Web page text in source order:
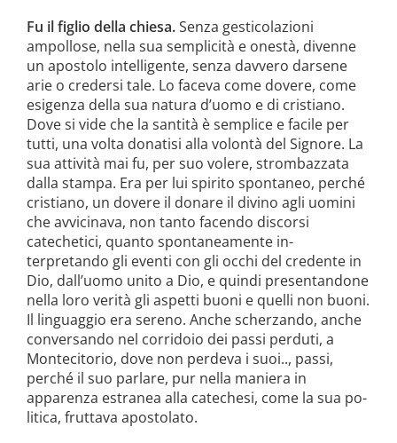
Fu il figlio della chiesa.Senza ge­sticolazioni
ampollose, nella sua sempli­cità e onestà, divenne
un apostolo intel­ligente, senza davvero darsene
arie o credersi tale. Lo faceva come dovere, co­me
esigenza della sua natura d’uomo e di cristiano.
Dove si vide che la santità è semplice e facile per
tutti, una volta donatisi alla volontà del Signore. La
sua attività mai fu, per suo volere, strombazzata
dalla stampa. Era per lui spirito spontaneo, perché
cristiano, un dovere il donare il divino agli uomini
che avvicinava, non tanto facendo discorsi
catechetici, quanto spontaneamente in­
terpretando gli eventi con gli occhi del credente in
Dio, dall’uomo unito a Dio, e quindi presentandone
nella loro verità gli aspetti buoni e quelli non buoni.
Il linguaggio era sereno. Anche scher­zando, anche
conversando nel corridoio dei passi perduti, a
Montecitorio, dove non perdeva i suoi.., passi,
perché il suo parlare, pur nella maniera in
apparenza estranea alla catechesi, come la sua po­
litica, fruttava apostolato.